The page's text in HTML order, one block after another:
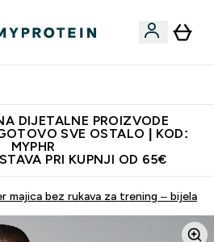
DIJETALNE PROIZVODE
SVE OSTALO | KOD:
MYPHR
PRI KUPNJI OD 65€
majica bez rukava za trening – bijela